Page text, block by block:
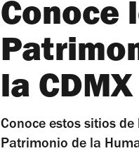
Conoce
la CDMX
Conoce estos sitios
Patrimonio de la